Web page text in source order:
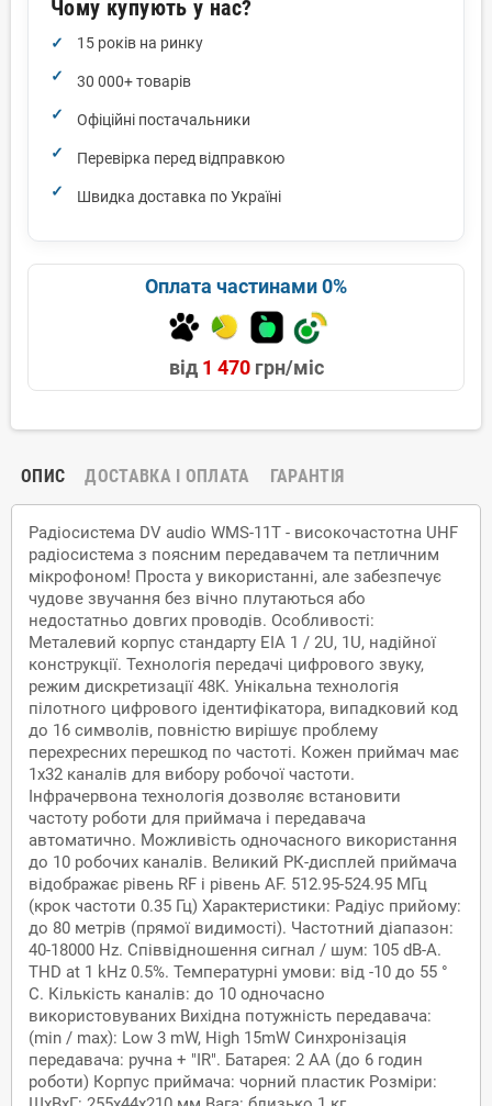
Чому купують у нас?
15 років на ринку
30 000+ товарів
Офіційні постачальники
Перевірка перед відправкою
Швидка доставка по Україні
Оплата частинами 0%
від 1 470грн/міс
ОПИС ДОСТАВКА І ОПЛАТА ГАРАНТІЯ
Радіосистема DV audio WMS-11T - високочастотна UHF
радіосистема з поясним передавачем та петличним
мiкрофоном! Проста у використанні, але забезпечує
чудове звучання без вічно плутаються або
недостатньо довгих проводів. Особливості:
Металевий корпус стандарту EIA 1 / 2U, 1U, надійної
конструкції. Технологія передачі цифрового звуку,
режим дискретизації 48K. Унікальна технологія
пілотного цифрового ідентифікатора, випадковий код
до 16 символів, повністю вирішує проблему
перехресних перешкод по частоті. Кожен приймач має
1x32 каналів для вибору робочої частоти.
Інфрачервона технологія дозволяє встановити
частоту роботи для приймача і передавача
автоматично. Можливість одночасного використання
до 10 робочих каналів. Великий РК-дисплей приймача
відображає рівень RF і рівень AF. 512.95-524.95 МГц
(крок частоти 0.35 Гц) Характеристики: Радіус прийому:
до 80 метрів (прямої видимості). Частотний діапазон:
40-18000 Hz. Співвідношення сигнал / шум: 105 dB-A.
THD at 1 kHz 0.5%. Температурні умови: від -10 до 55 °
C. Кількість каналів: до 10 одночасно
використовуваних Вихідна потужність передавача:
(min / max): Low 3 mW, High 15mW Синхронізація
передавача: ручна + "IR". Батарея: 2 АА (до 6 годин
роботи) Корпус приймача: чорний пластик Розміри: